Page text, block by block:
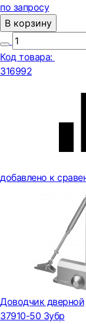
по запросу
В корзину
Код товара:
316992
добавлено к
Доводчик дверной
37910-50 Зубр